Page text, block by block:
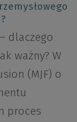
dlaczego
ważny? W
(MJF) o
proces